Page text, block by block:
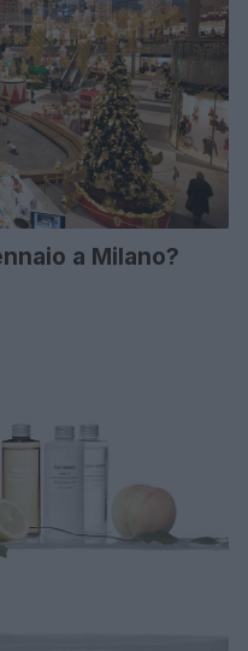
a Milano?